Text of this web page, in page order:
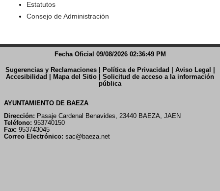
Estatutos
Consejo de Administración
Fecha Oficial 09/08/2026 02:36:49 PM
Sugerencias y Reclamaciones| Política de Privacidad Aviso Legal
Accesibilidad
Mapa del Sitio
Solicitud de acceso a la información
pública
AYUNTAMIENTO DE BAEZA
Dirección: Pasaje Cardenal Benavides, 23440 BAEZA, JAEN
Teléfono: 953740150
Fax: 953743045
Correo Electrónico: sac@baeza.net